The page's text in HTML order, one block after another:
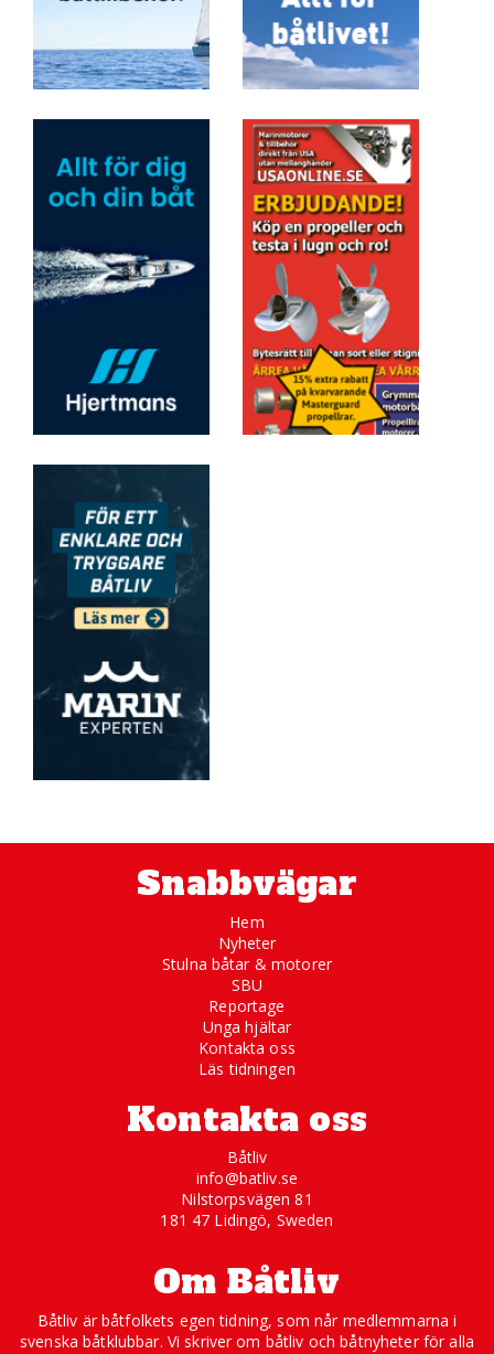
Snabbvägar
Hem
Nyheter
Stulna båtar & motorer
SBU
Reportage
Unga hjältar
Kontakta oss
Läs tidningen
Kontakta oss
Båtliv
info@batliv.se
Nilstorpsvägen 81
181 47 Lidingö, Sweden
Om Båtliv
Båtliv är båtfolkets egen tidning, som når medlemmarna i
svenska båtklubbar. Vi skriver om båtliv och båtnyheter för alla